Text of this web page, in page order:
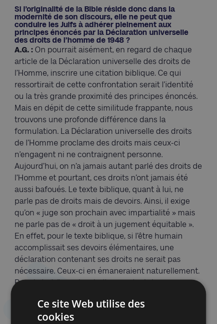
Si l’originalité de la Bible réside donc dans la
modernité de son discours, elle ne peut que
conduire les Juifs à adhérer pleinement aux
principes énoncés par la Déclaration universelle
des droits de l’homme de 1948 ?
A.G. : On pourrait aisément, en regard de chaque
article de la Déclaration universelle des droits de
l’Homme, inscrire une citation biblique. Ce qui
ressortirait de cette confrontation serait l’identité
ou la très grande proximité des principes énoncés.
Mais en dépit de cette similitude frappante, nous
trouvons une profonde différence dans la
formulation. La Déclaration universelle des droits
de l’Homme proclame des droits mais ceux-ci
n’engagent ni ne contraignent personne.
Aujourd’hui, on n’a jamais autant parlé des droits de
l’Homme et pourtant, ces droits n’ont jamais été
aussi bafoués. Le texte biblique, quant à lui, ne
parle pas de droits mais de devoirs. Ainsi, il exige
qu’on « juge son prochain avec impartialité » mais
ne parle pas de « droit à un jugement équitable ».
En effet, pour le texte biblique, si l’être humain
accomplissait ses devoirs élémentaires, une
déclaration contenant ses droits ne serait pas
nécessaire. Ceux-ci en émaneraient naturellement.
Pour le judaïsme, les droits ne valent donc que par
garantissent ls droits. Mais cette conception a une
portée universelle car lors du 50
Ce site Web utilise des
cookies